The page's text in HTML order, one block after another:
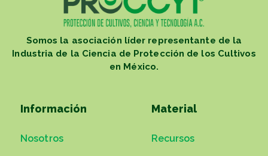
Somos la asociación líder representante de la
Industria de la Ciencia de Protección de los Cultivos
en México.
Información
Nosotros
Material
Recursos